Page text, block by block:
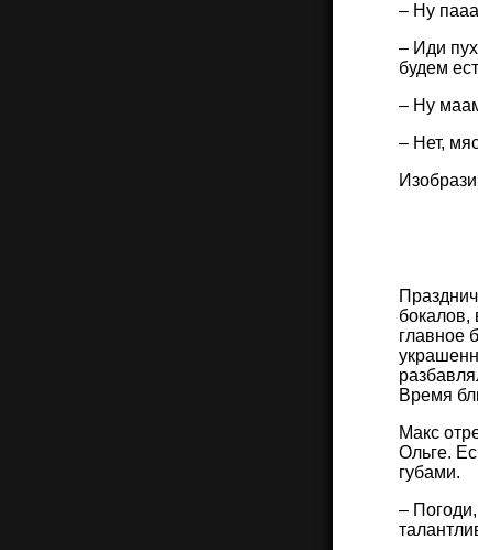
– Ну
– Иди
будем
– Ну
– Нет,
бокалов,
главное
Время
Макс
Ольге.
губами.
–